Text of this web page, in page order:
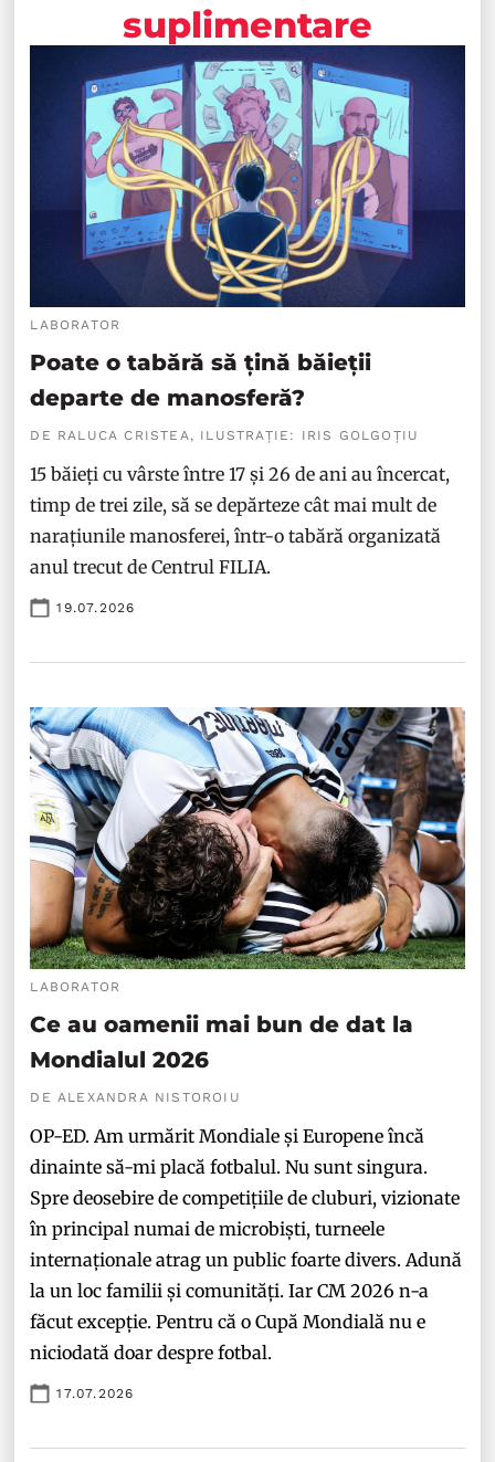
suplimentare
LABORATOR
Poate o tabără să țină băieții
departe de manosferă?
DE RALUCA CRISTEA, ILUSTRAȚIE: IRIS GOLGOȚIU
15 băieți cu vârste între 17 și 26 de ani au încercat,
timp de trei zile, să se depărteze cât mai mult de
narațiunile manosferei, într-o tabără organizată
anul trecut de Centrul FILIA.
19.07.2026
LABORATOR
Ce au oamenii mai bun de dat la
Mondialul 2026
DE ALEXANDRA NISTOROIU
OP-ED. Am urmărit Mondiale și Europene încă
dinainte să-mi placă fotbalul. Nu sunt singura.
Spre deosebire de competițiile de cluburi, vizionate
în principal numai de microbiști, turneele
internaționale atrag un public foarte divers. Adună
la un loc familii și comunități. Iar CM 2026 n-a
făcut excepție. Pentru că o Cupă Mondială nu e
niciodată doar despre fotbal.
17.07.2026